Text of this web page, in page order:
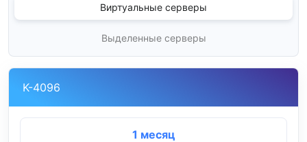
Виртуальные серверы
Выделенные серверы
K-4096
1 месяц